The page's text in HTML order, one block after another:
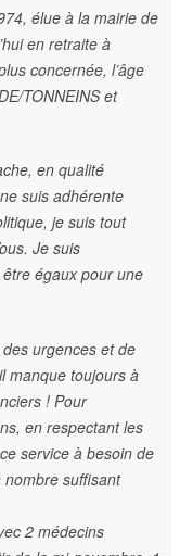
élue à la mairie de
en retraite à
concernée, l’âge
TONNEINS et
en qualité
suis adhérente
je suis tout
Je suis
égaux pour une
urgences et de
manque toujours à
! Pour
en respectant les
service à besoin de
nombre suffisant
2 médecins